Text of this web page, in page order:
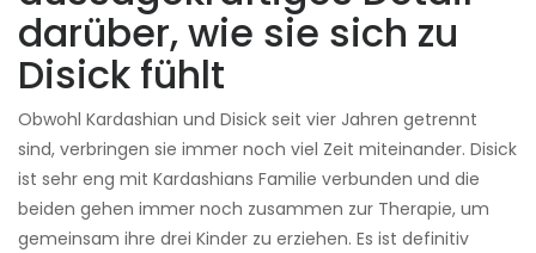
darüber, wie sie sich zu
Disick fühlt
Obwohl Kardashian und Disick seit vier Jahren getrennt
sind, verbringen sie immer noch viel Zeit miteinander. Disick
ist sehr eng mit Kardashians Familie verbunden und die
beiden gehen immer noch zusammen zur Therapie, um
gemeinsam ihre drei Kinder zu erziehen. Es ist definitiv